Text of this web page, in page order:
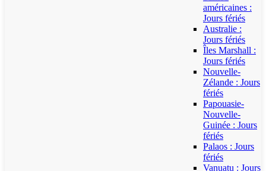
américaines :
Jours fériés
Australie :
Jours fériés
Îles Marshall :
Jours fériés
Nouvelle-
Zélande : Jours
fériés
Papouasie-
Nouvelle-
Guinée : Jours
fériés
Palaos : Jours
fériés
Vanuatu : Jours